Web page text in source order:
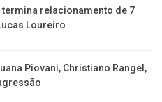
relacionamento de 7
Loureiro
Piovani, Christiano Rangel,